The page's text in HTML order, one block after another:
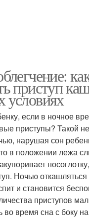
приступ
если в ночное
приступы? Такой
нарушая сон
в положении лежа
Ночью откашляться
и становится
приступов
во время сна с боку